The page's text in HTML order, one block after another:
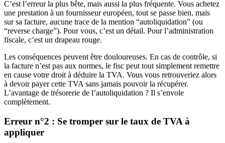
C’est l’erreur la plus bête, mais aussi la plus fréquente. Vous achetez
une prestation à un fournisseur européen, tout se passe bien, mais
sur sa facture, aucune trace de la mention “autoliquidation” (ou
“reverse charge”). Pour vous, c’est un détail. Pour l’administration
fiscale, c’est un drapeau rouge.
Les conséquences peuvent être douloureuses. En cas de contrôle, si
la facture n’est pas aux normes, le fisc peut tout simplement remettre
en cause votre droit à déduire la TVA. Vous vous retrouveriez alors
à devoir payer cette TVA sans jamais pouvoir la récupérer.
L’avantage de trésorerie de l’autoliquidation ? Il s’envole
complètement.
Erreur n°2 : Se tromper sur le taux de TVA à
appliquer